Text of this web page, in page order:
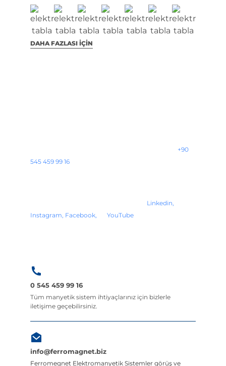
DAHA FAZLASI IÇIN
+90
545 459 99 16
Linkedin,
Instagram, Facebook, YouTube
0 545 459 99 16
Tüm manyetik sistem ihtiyaçlarınız için bizlerle
iletişime geçebilirsiniz.
info@ferromagnet.biz
Ferromegnet Elektromanyetik Sistemler görüş ve